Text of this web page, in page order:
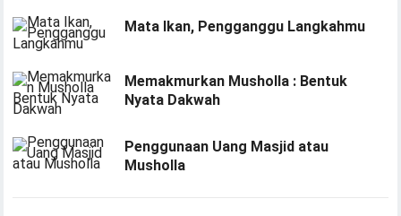
Mata Ikan, Pengganggu Langkahmu
Memakmurkan Musholla : Bentuk
Nyata Dakwah
Penggunaan Uang Masjid atau
Musholla